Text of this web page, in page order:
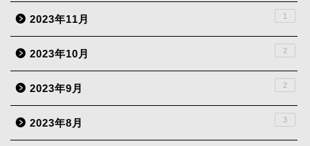
2023年11月 1
2023年10月 2
2023年9月 2
2023年8月 3